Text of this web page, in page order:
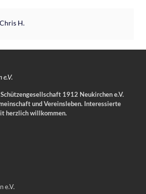
Chris H.
e.V.
1912 Neukirchen e.V.
und Vereinsleben. Interessierte
herzlich willkommen.
e.V.